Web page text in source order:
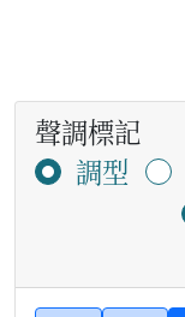
聲調標記
調型